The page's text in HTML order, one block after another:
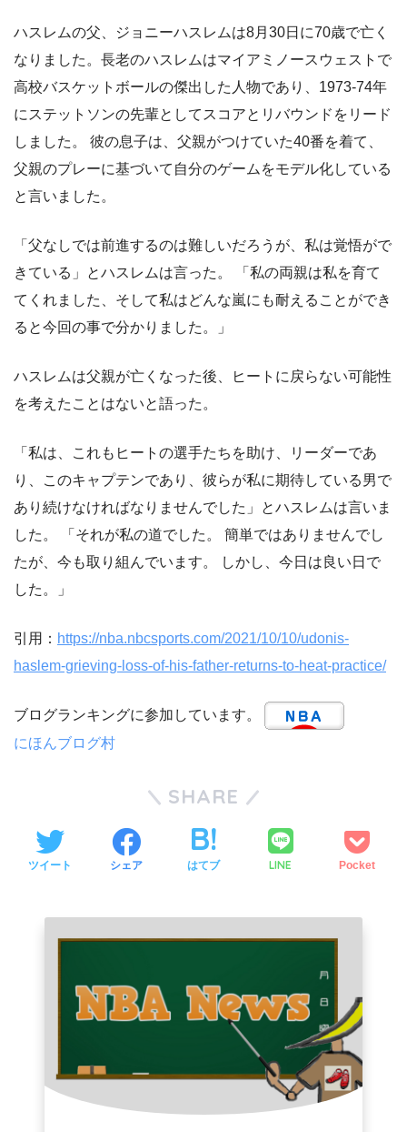
ハスレムの父、ジョニーハスレムは8月30日に70歳で亡く
なりました。長老のハスレムはマイアミノースウェストで
高校バスケットボールの傑出した人物であり、1973-74年
にステットソンの先輩としてスコアとリバウンドをリード
しました。 彼の息子は、父親がつけていた40番を着て、
父親のプレーに基づいて自分のゲームをモデル化している
と言いました。
「父なしでは前進するのは難しいだろうが、私は覚悟がで
きている」とハスレムは言った。 「私の両親は私を育て
てくれました、そして私はどんな嵐にも耐えることができ
ると今回の事で分かりました。」
ハスレムは父親が亡くなった後、ヒートに戻らない可能性
を考えたことはないと語った。
「私は、これもヒートの選手たちを助け、リーダーであ
り、このキャプテンであり、彼らが私に期待している男で
あり続けなければなりませんでした」とハスレムは言いま
した。 「それが私の道でした。 簡単ではありませんでし
たが、今も取り組んでいます。 しかし、今日は良い日で
した。」
引用： https://nba.nbcsports.com/2021/10/10/udonis-
haslem-grieving-loss-of-his-father-returns-to-heat-practice/
ブログランキングに参加しています。
にほんブログ村
SHARE
ツイート シェア はてブ LINE Pocket